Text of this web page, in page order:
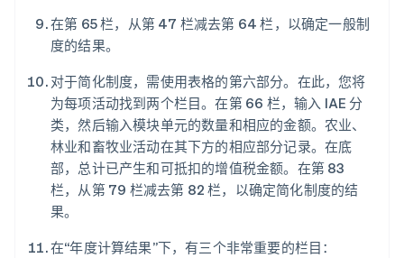
在第 65 栏，从第 47 栏减去第 64 栏，以确定一般制
度的结果。
对于简化制度，需使用表格的第六部分。在此，您将
为每项活动找到两个栏目。在第 66 栏，输入 IAE 分
类，然后输入模块单元的数量和相应的金额。农业、
林业和畜牧业活动在其下方的相应部分记录。在底
部，总计已产生和可抵扣的增值税金额。在第 83
栏，从第 79 栏减去第 82 栏，以确定简化制度的结
果。
在“年度计算结果”下，有三个非常重要的栏目：